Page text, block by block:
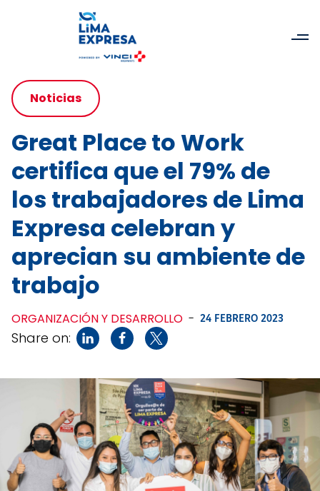
Noticias
Great Place to Work
certifica que el 79% de
los trabajadores de Lima
Expresa celebran y
aprecian su ambiente de
trabajo
ORGANIZACIÓN Y DESARROLLO - 24 FEBRERO 2023
Share on: